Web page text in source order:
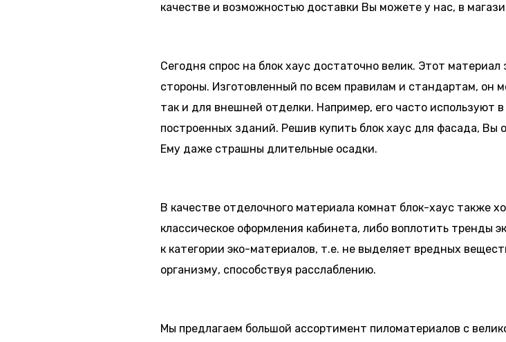
качестве и возможностью доставки Вы можете у нас, в
Сегодня спрос на блок хаус достаточно велик. Этот
стороны. Изготовленный по всем правилам и стандартам, он
так и для внешней отделки. Например, его часто используют
построенных зданий. Решив купить блок хаус для фасада, Вы
Ему даже страшны длительные осадки.
В качестве отделочного материала комнат блок-хаус также
классическое оформления кабинета, либо воплотить тренды
к категории эко-материалов, т.е. не выделяет вредных
организму, способствуя расслаблению.
Мы предлагаем большой ассортимент пиломатериалов с